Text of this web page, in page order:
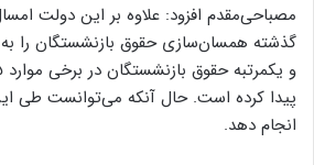
مصباحی‌مقدم افزود: علاوه بر این دولت
گذشته همسان‌سازی حقوق بازنشستگان را به
پیدا کرده است. حال آنکه می‌توانست طی
انجام دهد.